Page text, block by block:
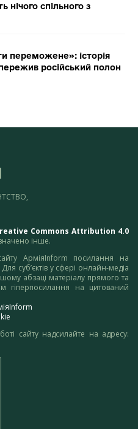
спільного з
переможене»: історія
російський полон
Commons Attribution 4.0
інше.
АрміяInform посилання на
суб’єктів у сфері онлайн-медіа
абзаці матеріалу прямого та
гіперпосилання на цитований
сайту надсилайте на адресу: